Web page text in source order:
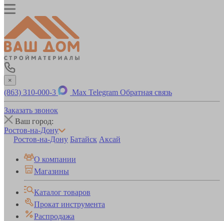
×
(863) 310-000-3 Max Telegram Обратная связь
Заказать звонок
Ваш город:
Ростов-на-Дону
Ростов-на-Дону Батайск Аксай
О компании
Магазины
Каталог товаров
Прокат инструмента
Распродажа